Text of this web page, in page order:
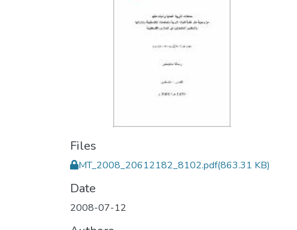
Files
MT_2008_20612182_8102.pdf(863.31 KB)
Date
2008-07-12